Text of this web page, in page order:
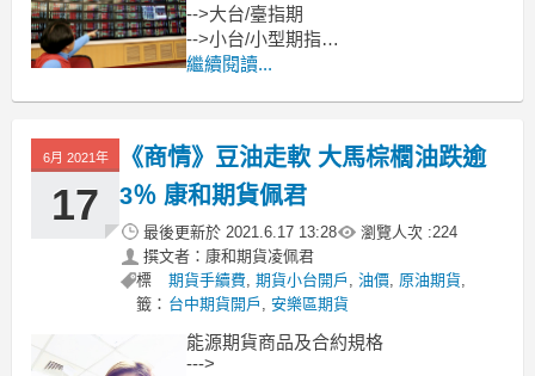
-->大台/臺指期
-->小台/小型期指
-->個股期貨/股票期貨
繼續閱讀...
6月 2021年
17
《商情》豆油走軟 大馬棕櫚油跌逾
3％ 康和期貨佩君
最後更新於 2021.6.17 13:28 瀏覽人次 :224
撰文者：康和期貨凌佩君
標
籤：
期貨手續費,期貨小台開戶 ,油價, 原油期貨,
台中期貨開戶 ,安樂區期貨
能源期貨商品及合約規格
--->